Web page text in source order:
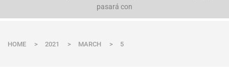
pasará con
HOME > 2021 > MARCH > 5